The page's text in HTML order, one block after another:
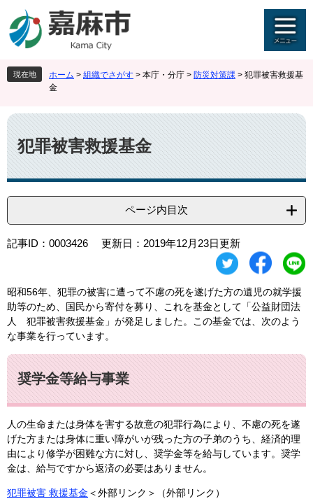
ジ
先
頭
。
ュ
を
飛
て
本
文
へ
現在地 ホーム > 組織でさがす > 本庁・分庁 > 防災対策課 > 犯罪被害救援基
金
本
文
犯罪被害救援基金
ページ内目次
記事ID：0003426 更新日：2019年12月23日更新
昭和56年、犯罪の被害に遭って不慮の死を遂げた方の遺児の就学援
助等のため、国民から寄付を募り、これを基金として「公益財団法
人 犯罪被害救援基金」が発足しました。この基金では、次のよう
な事業を行っています。
奨学金等給与事業
人の生命または身体を害する故意の犯罪行為により、不慮の死を遂
げた方または身体に重い障がいが残った方の子弟のうち、経済的理
由により修学が困難な方に対し、奨学金等を給与しています。奨学
金は、給与ですから返済の必要はありません。
犯罪被害 救援基金 ＜外部リンク＞ （外部リンク）